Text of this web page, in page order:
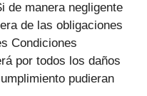
de manera negligente
de las obligaciones
Condiciones
por todos los daños
pudieran